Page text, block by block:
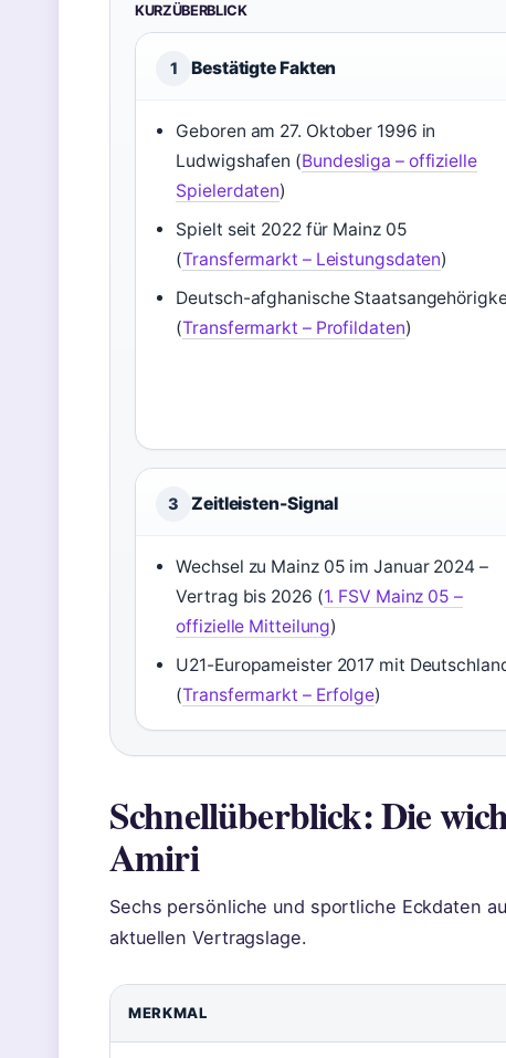
KURZÜBERBLICK
1 Bestätigte Fakten
Geboren am 27. Oktober 1996 in
Ludwigshafen (Bundesliga – offizielle
Spielerdaten)
Spielt seit 2022 für Mainz 05
(Transfermarkt – Leistungsdaten)
Deutsch-afghanische
(Transfermarkt – Profildaten)
3 Zeitleisten-Signal
Wechsel zu Mainz 05 im Januar 2024 –
Vertrag bis 2026 (1. FSV Mainz 05 –
offizielle Mitteilung)
U21-Europameister 2017 mit
(Transfermarkt – Erfolge)
Schnellüberblick: Die
Amiri
Sechs persönliche und sportliche Eckdaten
aktuellen Vertragslage.
MERKMAL